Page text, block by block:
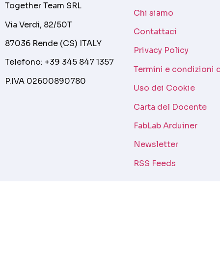
Together Team SRL
Via Verdi, 82/50T
87036 Rende (CS) ITALY
Telefono: +39 345 847 1357
P.IVA 02600890780
Chi siamo
Contattaci
Privacy Policy
Termini e condizioni
Uso dei Cookie
Carta del Docente
FabLab Arduiner
Newsletter
RSS Feeds